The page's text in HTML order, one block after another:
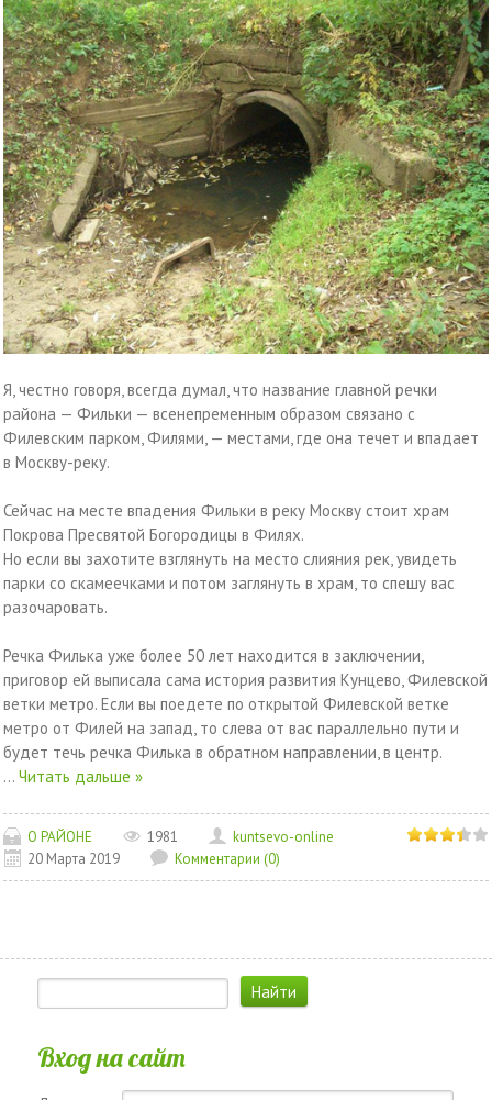
Я, честно говоря, всегда думал, что название главной речки
района — Фильки — всенепременным образом связано с
Филевским парком, Филями, — местами, где она течет и впадает
в Москву-реку.
Сейчас на месте впадения Фильки в реку Москву стоит храм
Покрова Пресвятой Богородицы в Филях.
Но если вы захотите взглянуть на место слияния рек, увидеть
парки со скамеечками и потом заглянуть в храм, то спешу вас
разочаровать.
Речка Филька уже более 50 лет находится в заключении,
приговор ей выписала сама история развития Кунцево, Филевской
ветки метро. Если вы поедете по открытой Филевской ветке
метро от Филей на запад, то слева от вас параллельно пути и
будет течь речка Филька в обратном направлении, в центр.
... Читать дальше »
О РАЙОНЕ 1981
kuntsevo-online
20 Марта 2019
Комментарии (0)
Вход на сайт